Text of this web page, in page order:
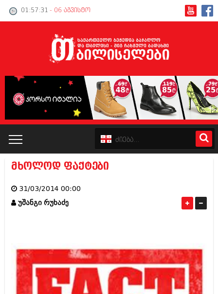
01:57:31 - 06 აგვისტო
პოლიტიკა
ინტერვიუები
კატალოგი
საზოგადოება
მოდი, ვილაპარაკოთ
მოდა + დიზაინი
მხოლოდ ფაქტები
31/03/2014 00:00
უშანგი რუხაძე